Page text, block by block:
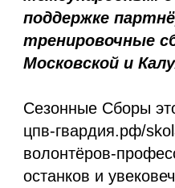
поддержке
тренировочные
Московской и
Сезонные Сборы
цпв-гвардия.рф/
волонтёров-
останков и